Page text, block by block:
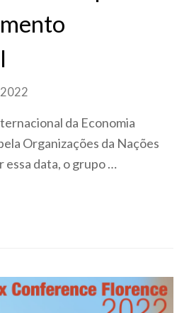
da Economia
Organizações da Nações
essa data, o grupo …